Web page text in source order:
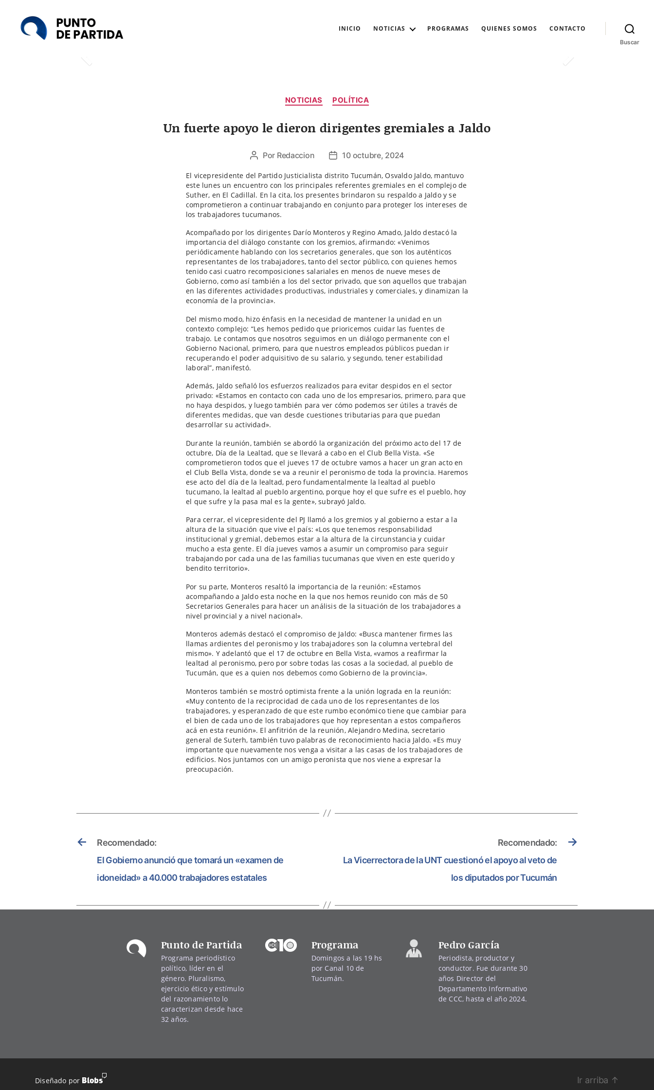
INICIO NOTICIAS PROGRAMAS QUIENES SOMOS CONTACTO
Buscar
NOTICIAS POLÍTICA
Un fuerte apoyo le dieron dirigentes gremiales a Jaldo
Autor
la
entrada
Por Redaccion
Fecha
la
entrada
10 octubre, 2024
El vicepresidente del Partido Justicialista distrito Tucumán, Osvaldo Jaldo, mantuvo
este lunes un encuentro con los principales referentes gremiales en el complejo de
Suther, en El Cadillal. En la cita, los presentes brindaron su respaldo a Jaldo y se
comprometieron a continuar trabajando en conjunto para proteger los intereses de
los trabajadores tucumanos.
Acompañado por los dirigentes Darío Monteros y Regino Amado, Jaldo destacó la
importancia del diálogo constante con los gremios, afirmando: «Venimos
periódicamente hablando con los secretarios generales, que son los auténticos
representantes de los trabajadores, tanto del sector público, con quienes hemos
tenido casi cuatro recomposiciones salariales en menos de nueve meses de
Gobierno, como así también a los del sector privado, que son aquellos que trabajan
en las diferentes actividades productivas, industriales y comerciales, y dinamizan la
economía de la provincia».
Del mismo modo, hizo énfasis en la necesidad de mantener la unidad en un
contexto complejo: “Les hemos pedido que prioricemos cuidar las fuentes de
trabajo. Le contamos que nosotros seguimos en un diálogo permanente con el
Gobierno Nacional, primero, para que nuestros empleados públicos puedan ir
recuperando el poder adquisitivo de su salario, y segundo, tener estabilidad
laboral”, manifestó.
Además, Jaldo señaló los esfuerzos realizados para evitar despidos en el sector
privado: «Estamos en contacto con cada uno de los empresarios, primero, para que
no haya despidos, y luego también para ver cómo podemos ser útiles a través de
diferentes medidas, que van desde cuestiones tributarias para que puedan
desarrollar su actividad».
Durante la reunión, también se abordó la organización del próximo acto del 17 de
octubre, Día de la Lealtad, que se llevará a cabo en el Club Bella Vista. «Se
comprometieron todos que el jueves 17 de octubre vamos a hacer un gran acto en
el Club Bella Vista, donde se va a reunir el peronismo de toda la provincia. Haremos
ese acto del día de la lealtad, pero fundamentalmente la lealtad al pueblo
tucumano, la lealtad al pueblo argentino, porque hoy el que sufre es el pueblo, hoy
el que sufre y la pasa mal es la gente», subrayó Jaldo.
Para cerrar, el vicepresidente del PJ llamó a los gremios y al gobierno a estar a la
altura de la situación que vive el país: «Los que tenemos responsabilidad
institucional y gremial, debemos estar a la altura de la circunstancia y cuidar
mucho a esta gente. El día jueves vamos a asumir un compromiso para seguir
trabajando por cada una de las familias tucumanas que viven en este querido y
bendito territorio».
Por su parte, Monteros resaltó la importancia de la reunión: «Estamos
acompañando a Jaldo esta noche en la que nos hemos reunido con más de 50
Secretarios Generales para hacer un análisis de la situación de los trabajadores a
nivel provincial y a nivel nacional».
Monteros además destacó el compromiso de Jaldo: «Busca mantener firmes las
llamas ardientes del peronismo y los trabajadores son la columna vertebral del
mismo». Y adelantó que el 17 de octubre en Bella Vista, «vamos a reafirmar la
lealtad al peronismo, pero por sobre todas las cosas a la sociedad, al pueblo de
Tucumán, que es a quien nos debemos como Gobierno de la provincia».
Monteros también se mostró optimista frente a la unión lograda en la reunión:
«Muy contento de la reciprocidad de cada uno de los representantes de los
trabajadores, y esperanzado de que este rumbo económico tiene que cambiar para
el bien de cada uno de los trabajadores que hoy representan a estos compañeros
acá en esta reunión». El anfitrión de la reunión, Alejandro Medina, secretario
general de Suterh, también tuvo palabras de reconocimiento hacia Jaldo. «Es muy
importante que nuevamente nos venga a visitar a las casas de los trabajadores de
edificios. Nos juntamos con un amigo peronista que nos viene a expresar la
preocupación.
←
Recomendado:
El Gobierno anunció que tomará un «examen de
idoneidad» a 40.000 trabajadores estatales
→
Recomendado:
La Vicerrectora de la UNT cuestionó el apoyo al veto de
los diputados por Tucumán
Punto de Partida
Programa periodístico
político, líder en el
género. Pluralismo,
ejercicio ético y estímulo
del razonamiento lo
caracterizan desde hace
32 años.
Programa
Domingos a las 19 hs
por Canal 10 de
Tucumán.
Pedro García
Periodista, productor y
conductor. Fue durante 30
años Director del
Departamento Informativo
de CCC, hasta el año 2024.
Diseñado por Ir arriba ↑